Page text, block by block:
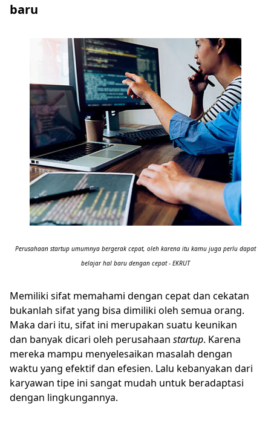
baru
Perusahaan startup umumnya bergerak cepat, oleh karena itu kamu juga perlu dapat
belajar hal baru dengan cepat - EKRUT
Memiliki sifat memahami dengan cepat dan cekatan
bukanlah sifat yang bisa dimiliki oleh semua orang.
Maka dari itu, sifat ini merupakan suatu keunikan
dan banyak dicari oleh perusahaan startup. Karena
mereka mampu menyelesaikan masalah dengan
waktu yang efektif dan efesien. Lalu kebanyakan dari
karyawan tipe ini sangat mudah untuk beradaptasi
dengan lingkungannya.